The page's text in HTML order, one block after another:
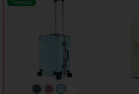
Freeship